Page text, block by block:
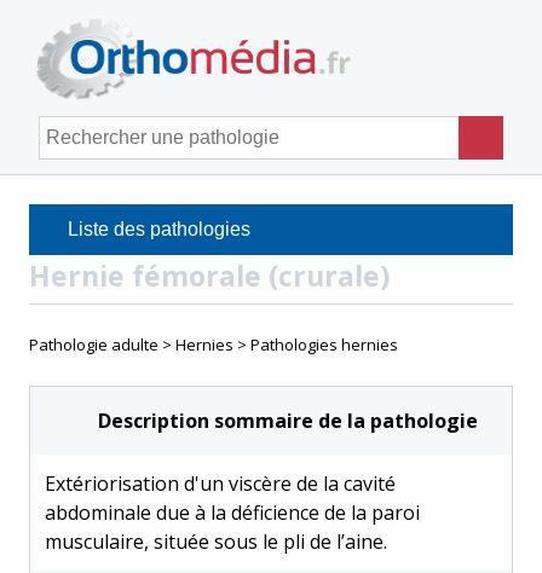
Rechercher une pathologie
Liste des pathologies
Hernie fémorale (crurale)
Pathologie adulte Hernies Pathologies hernies
Description sommaire de la pathologie
Extériorisation d'un viscère de la cavité
abdominale due à la déficience de la paroi
musculaire, située sous le pli de l’aine.